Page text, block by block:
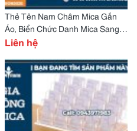
Thẻ Tên Nam Châm Mica Gắn
Áo, Biển Chức Danh Mica Sang
Trọng
Liên hệ